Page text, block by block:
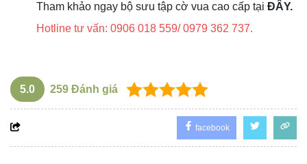
Tham khảo ngay bộ sưu tập cờ vua cao cấp tại ĐÂY.
Hotline tư vấn: 0906 018 559/ 0979 362 737.
5.0 259 Đánh giá
facebook